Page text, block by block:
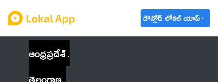
డౌన్లోడ్ లోకల్ యాప్
ఆంధ్రప్రదేశ్